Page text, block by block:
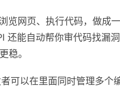
网页、执行代码，做成
能自动帮你审代码找漏
稳。
以在里面同时管理多个